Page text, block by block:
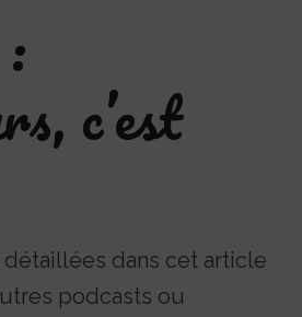
c’est
dans cet article
podcasts ou